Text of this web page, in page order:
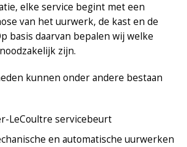
elke service begint met een
van het uurwerk, de kast en de
basis daarvan bepalen wij welke
zijn.
kunnen onder andere bestaan
LeCoultre servicebeurt
en automatische uurwerken